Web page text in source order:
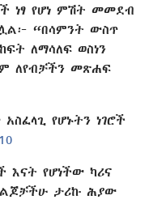
ነፃ የሆነ ምሽት መመደብ
“በሳምንት ውስጥ
ለማሳለፍ ወስነን
ለየብቻችን መጽሐፍ
የሆኑትን ነገሮች
እናት የሆነችው ካሪና
ታሪኩ ሕያው